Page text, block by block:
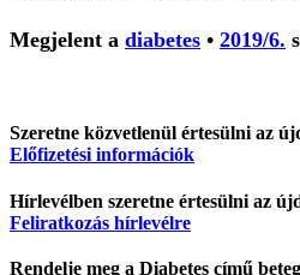
Megjelent a diabetes • 2019/6.
Szeretne közvetlenül értesülni az
Előfizetési információk
Hírlevélben szeretne értesülni az
Feliratkozás hírlevélre
Rendelje meg a Diabetes című